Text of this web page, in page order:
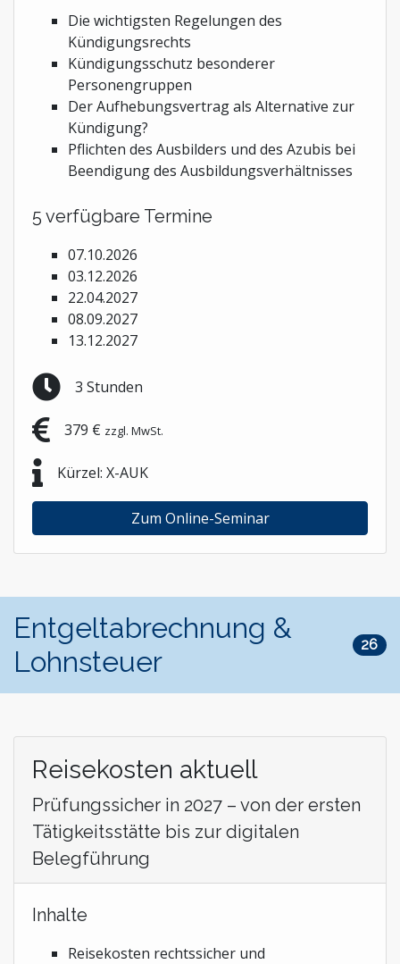
Die wichtigsten Regelungen des
Kündigungsrechts
Kündigungsschutz besonderer
Personengruppen
Der Aufhebungsvertrag als Alternative zur
Kündigung?
Pflichten des Ausbilders und des Azubis bei
Beendigung des Ausbildungsverhältnisses
5 verfügbare Termine
07.10.2026
03.12.2026
22.04.2027
08.09.2027
13.12.2027
3 Stunden
379 € zzgl. MwSt.
Kürzel: X-AUK
Zum Online-Seminar
Entgeltabrechnung &
Lohnsteuer
26
Reisekosten aktuell
Prüfungssicher in 2027 – von der ersten
Tätigkeitsstätte bis zur digitalen
Belegführung
Inhalte
Reisekosten rechtssicher und